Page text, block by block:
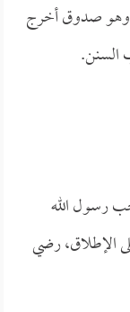
وهو صدوق أخرج
رسول الله
الإطلاق، رضي